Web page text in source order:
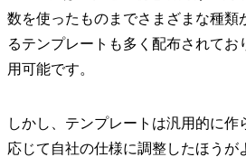
数を使ったものまでさまざまな種類
るテンプレートも多く配布されてお
用可能です。
しかし、テンプレートは汎用的に作
応じて自社の仕様に調整したほうが